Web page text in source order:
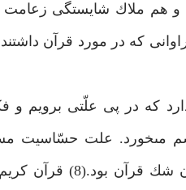
و هم ملاك شايستگى زعامت
كه در مورد قرآن
كه در پى علّتى برويم
مى‏خورد. علت حسّاسيت
اجتماعى اسلام